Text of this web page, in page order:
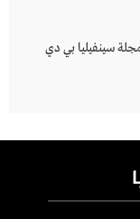
27 من مجلة سينفيليا بي دي